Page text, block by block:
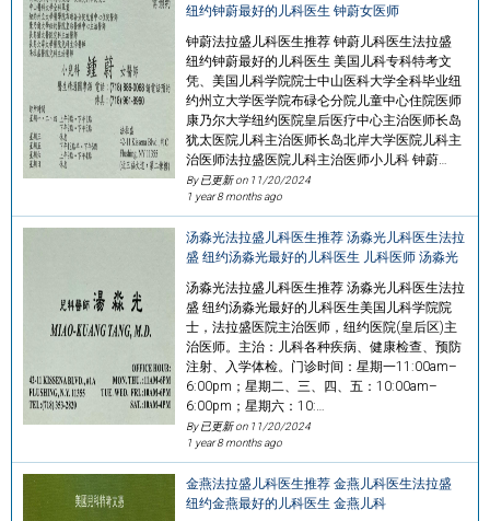
纽约钟蔚最好的儿科医生 钟蔚女医师
钟蔚法拉盛儿科医生推荐 钟蔚儿科医生法拉盛
纽约钟蔚最好的儿科医生 美国儿科专科特考文
凭、美国儿科学院院士中山医科大学全科毕业纽
约州立大学医学院布碌仑分院儿童中心住院医师
康乃尔大学纽约医院皇后医疗中心主治医师长岛
犹太医院儿科主治医师长岛北岸大学医院儿科主
治医师法拉盛医院儿科主治医师小儿科 钟蔚…
By 已更新 on 11/20/2024
1 year 8 months ago
汤淼光法拉盛儿科医生推荐 汤淼光儿科医生法拉
盛 纽约汤淼光最好的儿科医生 儿科医师 汤淼光
汤淼光法拉盛儿科医生推荐 汤淼光儿科医生法拉
盛 纽约汤淼光最好的儿科医生美国儿科学院院
士，法拉盛医院主治医师，纽约医院(皇后区)主
治医师。主治：儿科各种疾病、健康检查、预防
注射、入学体检。门诊时间：星期一11:00am–
6:00pm；星期二、三、四、五：10:00am–
6:00pm；星期六：10:…
By 已更新 on 11/20/2024
1 year 8 months ago
金燕法拉盛儿科医生推荐 金燕儿科医生法拉盛
纽约金燕最好的儿科医生 金燕儿科